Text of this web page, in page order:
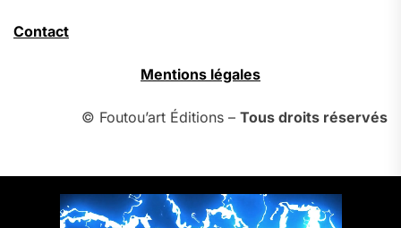
Contact
Mentions légales
© Foutou’art Éditions – Tous droits réservés